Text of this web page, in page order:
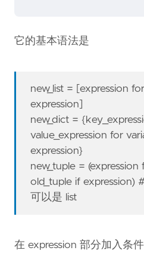
它的基本语法是
new_list = [expression
expression]
new_dict =
value_expression for
expression}
new_tuple = (expression
old_tuple if expression)
可以是 list
在 expression 部分加入条件